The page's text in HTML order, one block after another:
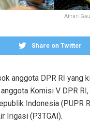
Athari
Share on Twitter
anggota DPR RI yang
Komisi V DPR
Indonesia (PUPR
Irigasi (P3TGAI).